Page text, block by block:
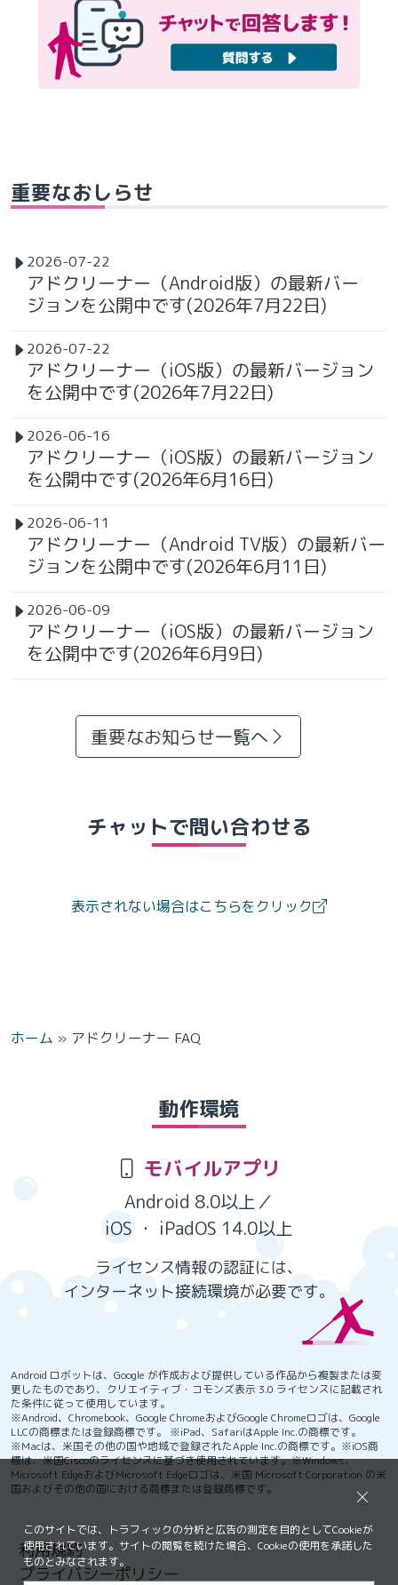
重要なおしらせ
2026-07-22
アドクリーナー（Android版）の最新バー
ジョンを公開中です(2026年7月22日)
2026-07-22
アドクリーナー（iOS版）の最新バージョン
を公開中です(2026年7月22日)
2026-06-16
アドクリーナー（iOS版）の最新バージョン
を公開中です(2026年6月16日)
2026-06-11
アドクリーナー（Android TV版）の最新バー
ジョンを公開中です(2026年6月11日)
2026-06-09
アドクリーナー（iOS版）の最新バージョン
を公開中です(2026年6月9日)
重要なお知らせ一覧へ
チャットで問い合わせる
表示されない場合はこちらをクリック
ホーム » アドクリーナー FAQ
動作環境
モバイルアプリ
Android 8.0以上／
iOS ・ iPadOS 14.0以上
ライセンス情報の認証には、
インターネット接続環境が必要です。
Android ロボットは、Google が作成および提供している作品から複製または変
更したものであり、クリエイティブ・コモンズ表示 3.0 ライセンスに記載され
た条件に従って使用しています。
※Android、Chromebook、Google ChromeおよびGoogle Chromeロゴは、Google
LLCの商標または登録商標です。 ※iPad、SafariはApple Inc.の商標です。
※Macは、米国その他の国や地域で登録されたApple Inc.の商標です。※iOS商
標は、米国Ciscoのライセンスに基づき使用されています。※Windows、
Microsoft EdgeおよびMicrosoft Edgeロゴは、米国 Microsoft Corporation の米
国およびその他の国における商標または登録商標です。
利用規約
プライバシーポリシー
このサイトでは、トラフィックの分析と広告の測定を目的としてCookieが
使用されています。サイトの閲覧を続けた場合、Cookieの使用を承諾した
ものとみなされます。